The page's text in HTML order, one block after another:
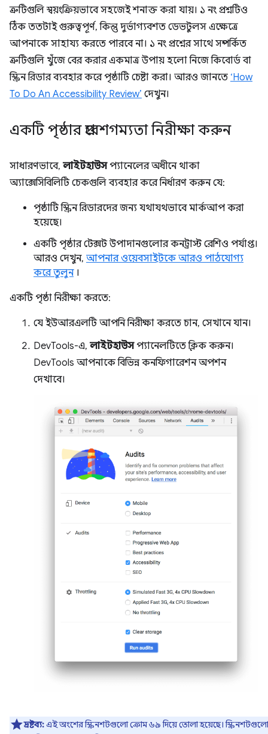
ত্রুটিগুলি স্বয়ংক্রিয়ভাবে সহজেই শনাক্ত করা যায়। ১ নং প্রশ্নটিও
ঠিক ততটাই গুরুত্বপূর্ণ, কিন্তু দুর্ভাগ্যবশত ডেভটুলস এক্ষেত্রে
আপনাকে সাহায্য করতে পারবে না। ১ নং প্রশ্নের সাথে সম্পর্কিত
ত্রুটিগুলি খুঁজে বের করার একমাত্র উপায় হলো নিজে কিবোর্ড বা
স্ক্রিন রিডার ব্যবহার করে পৃষ্ঠাটি চেষ্টা করা। আরও জানতে ‘How
To Do An Accessibility Review’ দেখুন।
একটি পৃষ্ঠার প্রবেশগম্যতা নিরীক্ষা করুন
সাধারণভাবে, লাইটহাউসপ্যানেলের অধীনে থাকা
অ্যাক্সেসিবিলিটি চেকগুলি ব্যবহার করে নির্ধারণ করুন যে:
পৃষ্ঠাটি স্ক্রিন রিডারদের জন্য যথাযথভাবে মার্কআপ করা
হয়েছে।
একটি পৃষ্ঠার টেক্সট উপাদানগুলোর কনট্রাস্ট রেশিও পর্যাপ্ত।
আরও দেখুন, আপনার ওয়েবসাইটকে আরও পাঠযোগ্য
করে তুলুন।
একটি পৃষ্ঠা নিরীক্ষা করতে:
যে ইউআরএলটি আপনি নিরীক্ষা করতে চান, সেখানে যান।
DevTools-এ, লাইটহাউসপ্যানেলটিতে ক্লিক করুন।
DevTools আপনাকে বিভিন্ন কনফিগারেশন অপশন
দেখাবে।
দ্রষ্টব্য:এই অংশের স্ক্রিনশটগুলো ক্রোম ৬৯ দিয়ে তোলা হয়েছে।